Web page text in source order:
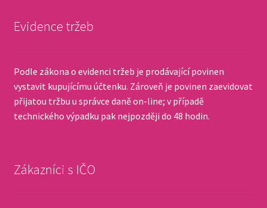
Evidence tržeb
Podle zákona o evidenci tržeb je prodávající povinen
vystavit kupujícímu účtenku. Zároveň je povinen zaevidovat
přijatou tržbu u správce daně on-line; v případě
technického výpadku pak nejpozději do 48 hodin.
Zákazníci s IČO